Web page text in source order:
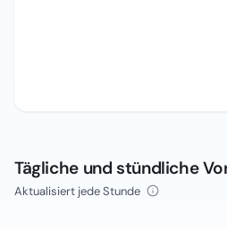
Tägliche und stündliche
Aktualisiert jede Stunde